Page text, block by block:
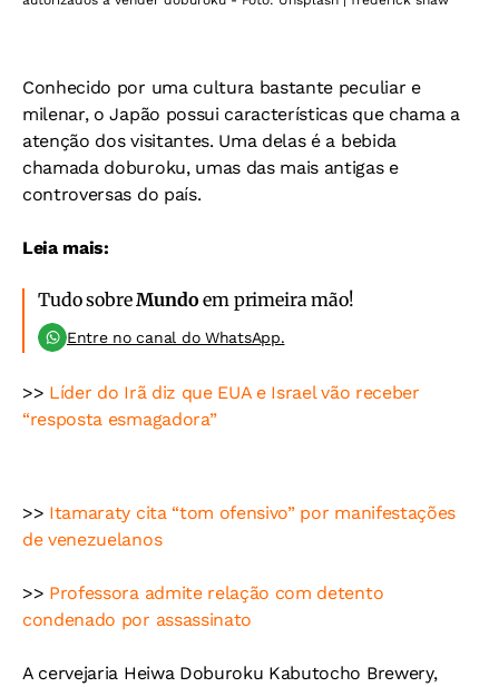
Conhecido por uma cultura bastante peculiar e
milenar, o Japão possui características que chama a
atenção dos visitantes. Uma delas é a bebida
chamada doburoku, umas das mais antigas e
controversas do país.
Leia mais:
Tudo sobreMundo em primeira mão!
Entre no canal do WhatsApp.
>> Líder do Irã diz que EUA e Israel vão receber
“resposta esmagadora”
>> Itamaraty cita “tom ofensivo” por manifestações
de venezuelanos
>> Professora admite relação com detento
condenado por assassinato
A cervejaria Heiwa Doburoku Kabutocho Brewery,